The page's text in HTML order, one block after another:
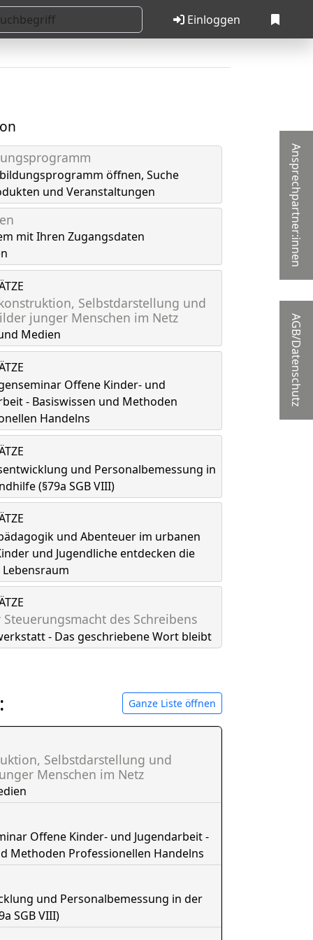
Einloggen
Ansprechpartner:innen
AGB/Datenschutz
öffnen, Suche
und Veranstaltungen
mit Ihren Zugangsdaten
Selbstdarstellung und
junger Menschen im Netz
Medien
Offene Kinder- und
- Basiswissen und Methoden
Handelns
und Personalbemessung in
(§79a SGB VIII)
und Abenteuer im urbanen
und Jugendliche entdecken die
des Schreibens
- Das geschriebene Wort bleibt
Ganze Liste öffnen
Selbstdarstellung und
Menschen im Netz
Offene Kinder- und Jugendarbeit -
Methoden Professionellen Handelns
und Personalbemessung in der
SGB VIII)